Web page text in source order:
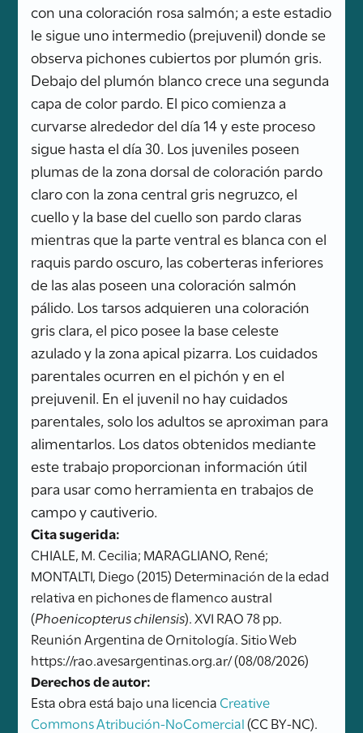
con una coloración rosa salmón; a este estadio
le sigue uno intermedio (prejuvenil) donde se
observa pichones cubiertos por plumón gris.
Debajo del plumón blanco crece una segunda
capa de color pardo. El pico comienza a
curvarse alrededor del día 14 y este proceso
sigue hasta el día 30. Los juveniles poseen
plumas de la zona dorsal de coloración pardo
claro con la zona central gris negruzco, el
cuello y la base del cuello son pardo claras
mientras que la parte ventral es blanca con el
raquis pardo oscuro, las coberteras inferiores
de las alas poseen una coloración salmón
pálido. Los tarsos adquieren una coloración
gris clara, el pico posee la base celeste
azulado y la zona apical pizarra. Los cuidados
parentales ocurren en el pichón y en el
prejuvenil. En el juvenil no hay cuidados
parentales, solo los adultos se aproximan para
alimentarlos. Los datos obtenidos mediante
este trabajo proporcionan información útil
para usar como herramienta en trabajos de
campo y cautiverio.
Cita sugerida:
CHIALE, M. Cecilia; MARAGLIANO, René;
MONTALTI, Diego (2015) Determinación de la edad
relativa en pichones de flamenco austral
(Phoenicopterus chilensis). XVI RAO 78 pp.
Reunión Argentina de Ornitología. Sitio Web
https://rao.avesargentinas.org.ar/ (08/08/2026)
Derechos de autor:
Esta obra está bajo una licencia Creative
Commons Atribución-NoComercial(CC BY-NC).